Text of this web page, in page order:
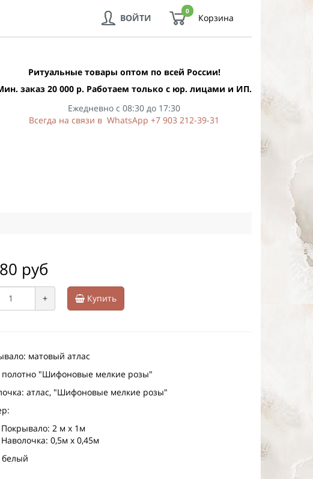
0
Корзина
ВОЙТИ
Ритуальные товары оптом по всей России!
заказ 20 000 р. Работаем только с юр. лицами и ИП.
Ежедневно с 08:30 до 17:30
Всегда на связи в WhatsApp +7 903 212-39-31
руб
+ Купить
матовый атлас
полотно "Шифоновые мелкие розы"
атлас, "Шифоновые мелкие розы"
Покрывало: 2 м х 1м
Наволочка: 0,5м х 0,45м
белый